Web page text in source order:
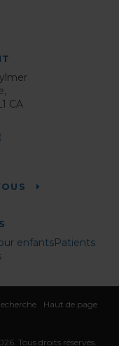
CA
enfantsPatients
Haut de page
Tous droits réservés.